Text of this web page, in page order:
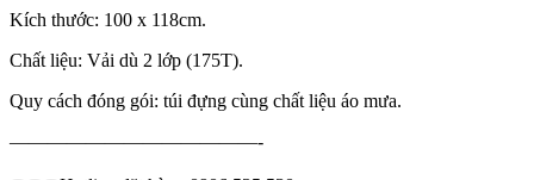
Kích thước: 100 x 118cm.
Chất liệu: Vải dù 2 lớp (175T).
Quy cách đóng gói: túi đựng cùng chất liệu áo mưa.
—————————————-